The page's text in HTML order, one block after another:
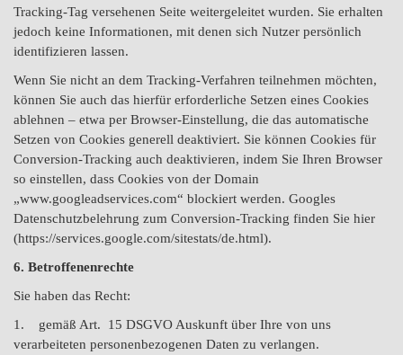
Tracking-Tag versehenen Seite weitergeleitet wurden. Sie erhalten
jedoch keine Informationen, mit denen sich Nutzer persönlich
identifizieren lassen.
Wenn Sie nicht an dem Tracking-Verfahren teilnehmen möchten,
können Sie auch das hierfür erforderliche Setzen eines Cookies
ablehnen – etwa per Browser-Einstellung, die das automatische
Setzen von Cookies generell deaktiviert. Sie können Cookies für
Conversion-Tracking auch deaktivieren, indem Sie Ihren Browser
so einstellen, dass Cookies von der Domain
„www.googleadservices.com“ blockiert werden. Googles
Datenschutzbelehrung zum Conversion-Tracking finden Sie hier
(https://services.google.com/sitestats/de.html).
6. Betroffenenrechte
Sie haben das Recht:
1. gemäß Art. 15 DSGVO Auskunft über Ihre von uns
verarbeiteten personenbezogenen Daten zu verlangen.